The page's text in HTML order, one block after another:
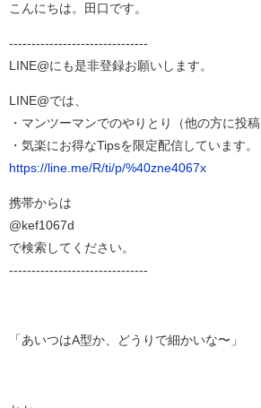
こんにちは。田口です。
-------------------------------
LINE@にも是非登録お願いします。
LINE@では、
・マンツーマンでのやりとり（他の方に投
・気楽にお得なTipsを限定配信しています。
https://line.me/R/ti/p/%40zne4067x
携帯からは
@kef1067d
で検索してください。
-------------------------------
「あいつはA型か、どうりで細かいな〜」